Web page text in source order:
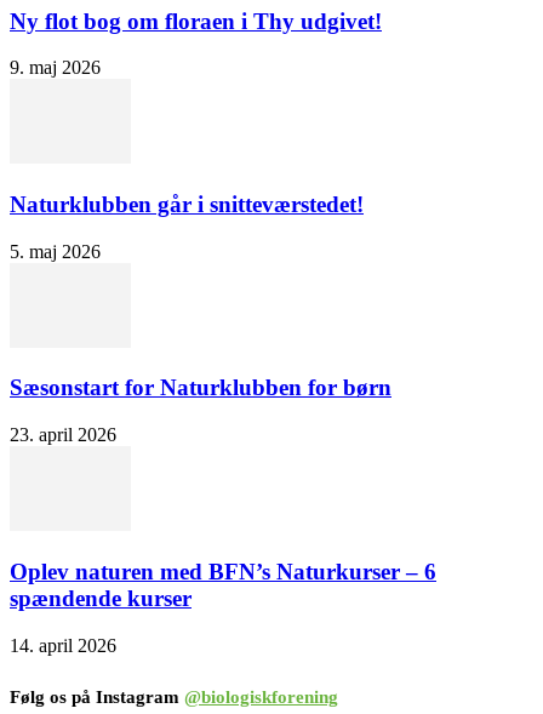
Ny flot bog om floraen i Thy udgivet!
9. maj 2026
Naturklubben går i snitteværstedet!
5. maj 2026
Sæsonstart for Naturklubben for børn
23. april 2026
Oplev naturen med BFN’s Naturkurser – 6
spændende kurser
14. april 2026
Følg os på Instagram @biologiskforening